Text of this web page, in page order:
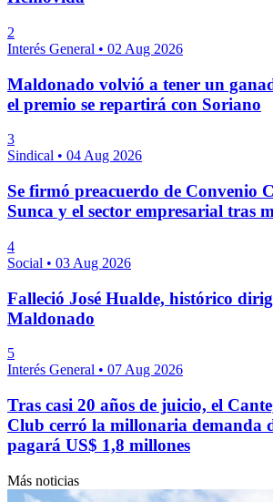
2
Interés General • 02 Aug 2026
Maldonado volvió a tener un
el premio se repartirá con Soriano
3
Sindical • 04 Aug 2026
Se firmó preacuerdo de Convenio
Sunca y el sector empresarial tras
4
Social • 03 Aug 2026
Falleció José Hualde, histórico
Maldonado
5
Interés General • 07 Aug 2026
Tras casi 20 años de juicio, el
Club cerró la millonaria demanda
pagará US$ 1,8 millones
Más noticias